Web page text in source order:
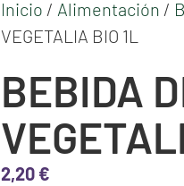
Inicio / Alimentación /
VEGETALIA BIO 1L
BEBIDA
2,20 €